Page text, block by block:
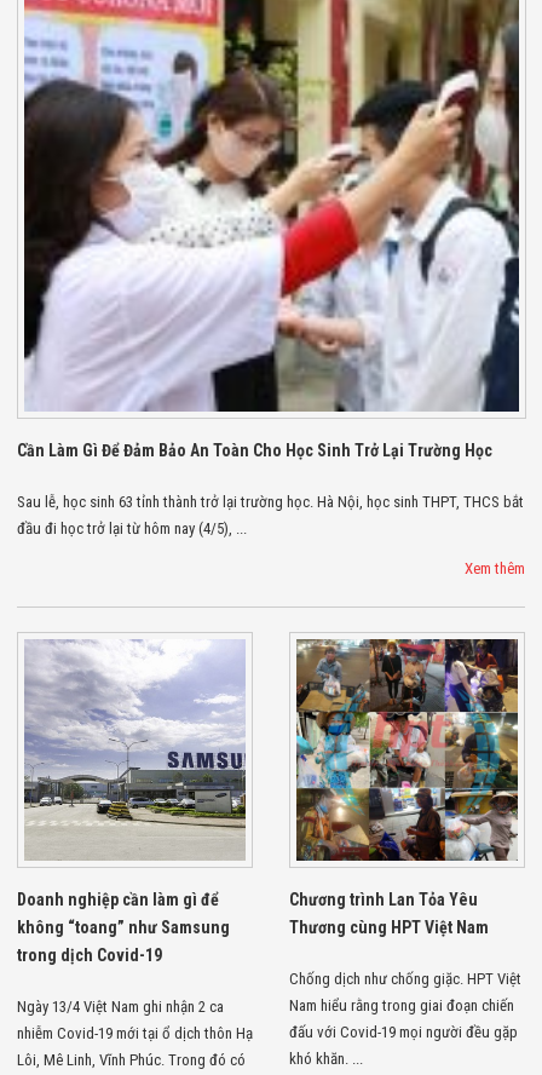
THIẾT BỊ AN
NINH
Camera Thông
Minh
Cổng Từ Siêu
Thị
Máy Đếm
Người
Máy Dò Tìm
Thuốc Nổ
Phòng Chống
Khủng Bố
Camera Đo
Thân Nhiệt
THIẾT BỊ
CHUYÊN
Máy Dò Tạp
Chất
Màn Hình
Màn Hình LED
Máy X-Ray
Máy Dò Kim
Loại Công
Nghiệp
Thiết Bị Công
Nghệ Cao
Ống Nhòm
Chuyên Dụng
Đo Lực - Sức
Căng - Sức
Nén
Máy Kiểm Tra
Khuyết Tật
Máy Kiểm Tra
Vết Nứt Sản
Phẩm
Bo Mạch Điện
Tử
Súng Bắn
Flycam
Cần Làm Gì Để Đảm Bảo An Toàn Cho Học Sinh Trở Lại Trường Học
Sau lễ, học sinh 63 tỉnh thành trở lại trường học. Hà Nội, học sinh THPT, THCS bắt
đầu đi học trở lại từ hôm nay (4/5), ...
Xem thêm
Doanh nghiệp cần làm gì để
không “toang” như Samsung
trong dịch Covid-19
Ngày 13/4 Việt Nam ghi nhận 2 ca
nhiễm Covid-19 mới tại ổ dịch thôn Hạ
Lôi, Mê Linh, Vĩnh Phúc. Trong đó có
Chương trình Lan Tỏa Yêu
Thương cùng HPT Việt Nam
Chống dịch như chống giặc. HPT Việt
Nam hiểu rằng trong giai đoạn chiến
đấu với Covid-19 mọi người đều gặp
khó khăn. ...